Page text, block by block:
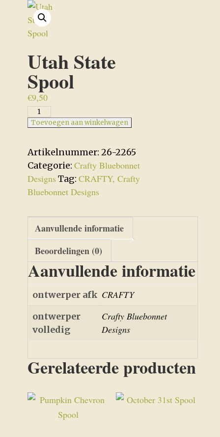
Utah State
Spool
€9,50
Utah
State
aantal
Toevoegen aan winkelwagen
Artikelnummer: 26-2265
Categorie: Crafty Bluebonnet
Designs Tag: CRAFTY, Crafty
Bluebonnet Designs
Aanvullende informatie
Beoordelingen (0)
Aanvullende informatie
ontwerper afk CRAFTY
ontwerper
volledig
Crafty Bluebonnet
Designs
Gerelateerde producten